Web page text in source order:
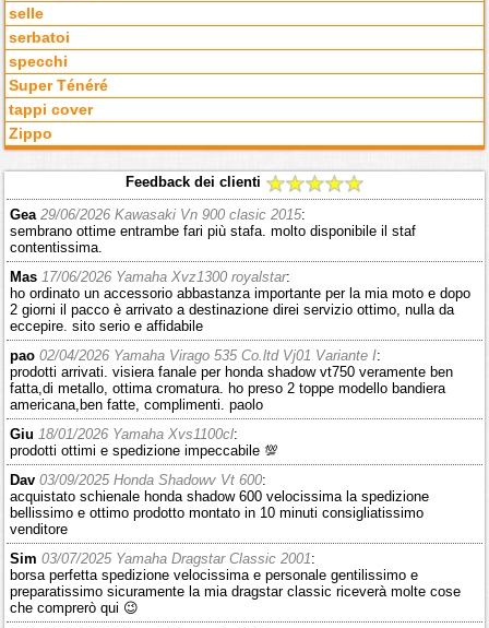
selle
serbatoi
specchi
Super Ténéré
tappi cover
Zippo
Feedback dei clienti
Gea 29/06/2026 Kawasaki Vn 900 clasic 2015:
sembrano ottime entrambe fari più stafa. molto disponibile il staf
contentissima.
Mas 17/06/2026 Yamaha Xvz1300 royalstar:
ho ordinato un accessorio abbastanza importante per la mia moto e dopo
2 giorni il pacco è arrivato a destinazione direi servizio ottimo, nulla da
eccepire. sito serio e affidabile
pao 02/04/2026 Yamaha Virago 535 Co.ltd Vj01 Variante I:
prodotti arrivati. visiera fanale per honda shadow vt750 veramente ben
fatta,di metallo, ottima cromatura. ho preso 2 toppe modello bandiera
americana,ben fatte, complimenti. paolo
Giu 18/01/2026 Yamaha Xvs1100cl:
prodotti ottimi e spedizione impeccabile 💯
Dav 03/09/2025 Honda Shadowv Vt 600:
acquistato schienale honda shadow 600 velocissima la spedizione
bellissimo e ottimo prodotto montato in 10 minuti consigliatissimo
venditore
Sim 03/07/2025 Yamaha Dragstar Classic 2001:
borsa perfetta spedizione velocissima e personale gentilissimo e
preparatissimo sicuramente la mia dragstar classic riceverà molte cose
che comprerò qui 😉